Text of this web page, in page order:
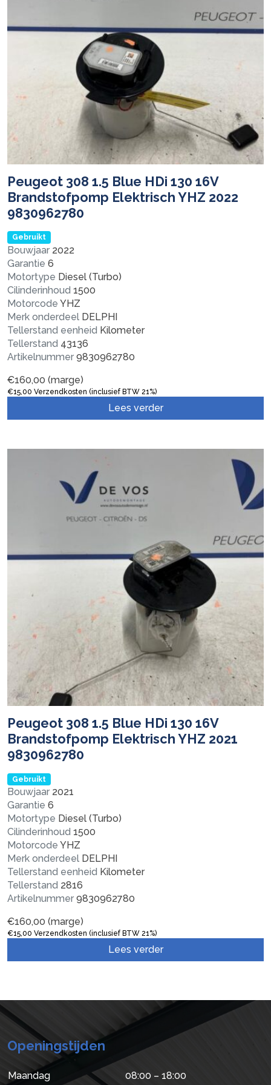
Peugeot 308 1.5 Blue HDi 130 16V
Brandstofpomp Elektrisch YHZ 2022
9830962780
Gebruikt
Bouwjaar 2022
Garantie 6
Motortype Diesel (Turbo)
Cilinderinhoud 1500
Motorcode YHZ
Merk onderdeel DELPHI
Tellerstand eenheid Kilometer
Tellerstand 43136
Artikelnummer 9830962780
€160,00 (marge)
€15,00 Verzendkosten (inclusief BTW 21%)
Lees verder
Peugeot 308 1.5 Blue HDi 130 16V
Brandstofpomp Elektrisch YHZ 2021
9830962780
Gebruikt
Bouwjaar 2021
Garantie 6
Motortype Diesel (Turbo)
Cilinderinhoud 1500
Motorcode YHZ
Merk onderdeel DELPHI
Tellerstand eenheid Kilometer
Tellerstand 2816
Artikelnummer 9830962780
€160,00 (marge)
€15,00 Verzendkosten (inclusief BTW 21%)
Lees verder
Openingstijden
Maandag
08:00 – 18:00